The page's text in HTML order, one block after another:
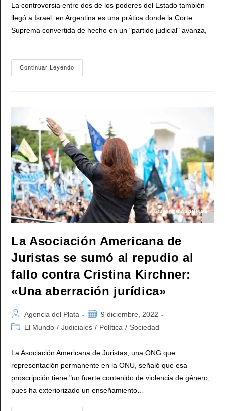
La controversia entre dos de los poderes del Estado también
llegó a Israel, en Argentina es una prática donde la Corte
Suprema convertida de hecho en un "partido judicial" avanza,
Continuar Leyendo
Ministro
Corte
De
Justicia
De
Su
País
Y
Calificó
Un
Fallo
Como
«Golpe
De
La Asociación Americana de
Juristas se sumó al repudio al
fallo contra Cristina Kirchner:
«Una aberración jurídica»
Autor
de
Agencia del Plata
Publicación
9 diciembre, 2022
Categoría
El Mundo / Judiciales / Política / Sociedad
La Asociación Americana de Juristas, una ONG que
representación permanente en la ONU, señaló que esa
proscripción tiene "un fuerte contenido de violencia de género,
pues ha exteriorizado un enseñamiento…